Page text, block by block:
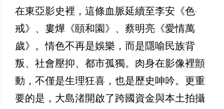
在東亞影史裡，這條血脈延續至李安《色‧
戒》、婁燁《頤和園》、蔡明亮《愛情萬
歲》。情色不再是娛樂，而是隱喻民族背
叛、社會壓抑、都市孤獨。肉身在影像裡顫
動，不僅是生理狂喜，也是歷史呻吟。更重
要的是，大島渚開啟了跨國資金與本土拍攝